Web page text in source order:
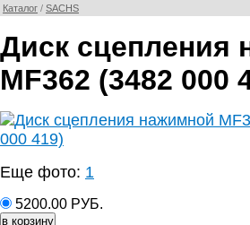
Каталог / SACHS
Диск сцепления
MF362 (3482 000
Еще фото: 1
5200.00 РУБ.